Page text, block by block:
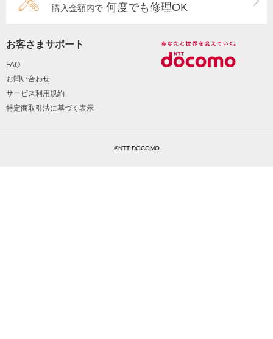
購入金額内で 何度でも修理OK
お客さまサポート
FAQ
お問い合わせ
サービス利用規約
特定商取引法に基づく表示
©NTT DOCOMO